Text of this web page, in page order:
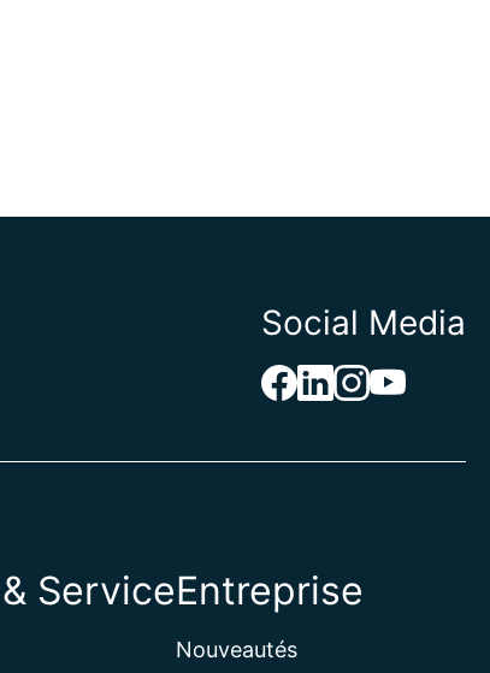
Social Media
ServiceEntreprise
Nouveautés